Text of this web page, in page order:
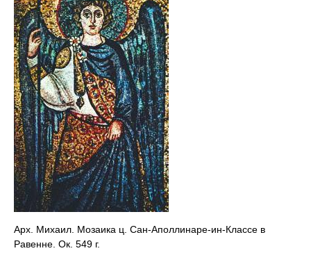
Арх. Михаил. Мозаика ц. Сан-Аполлинаре-ин-Классе в
Равенне. Ок. 549 г.